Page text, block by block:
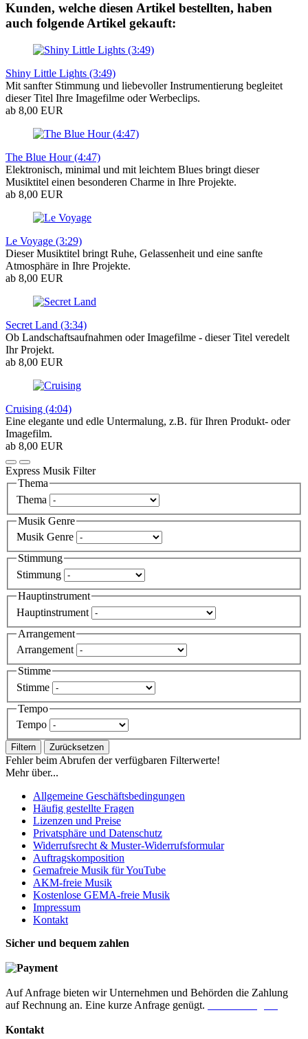
Kunden, welche diesen Artikel bestellten, haben
auch folgende Artikel gekauft:
Shiny Little Lights (3:49)
Mit sanfter Stimmung und liebevoller Instrumentierung begleitet
dieser Titel Ihre Imagefilme oder Werbeclips.
ab 8,00 EUR
The Blue Hour (4:47)
Elektronisch, minimal und mit leichtem Blues bringt dieser
Musiktitel einen besonderen Charme in Ihre Projekte.
ab 8,00 EUR
Le Voyage (3:29)
Dieser Musiktitel bringt Ruhe, Gelassenheit und eine sanfte
Atmosphäre in Ihre Projekte.
ab 8,00 EUR
Secret Land (3:34)
Ob Landschaftsaufnahmen oder Imagefilme - dieser Titel veredelt
Ihr Projekt.
ab 8,00 EUR
Cruising (4:04)
Eine elegante und edle Untermalung, z.B. für Ihren Produkt- oder
Imagefilm.
ab 8,00 EUR
Express Musik Filter
Thema
Thema
Musik Genre
Musik Genre
Stimmung
Stimmung
Hauptinstrument
Hauptinstrument
Arrangement
Arrangement
Stimme
Stimme
Tempo
Tempo
Filtern Zurücksetzen
Fehler beim Abrufen der verfügbaren Filterwerte!
Mehr über...
Allgemeine Geschäftsbedingungen
Häufig gestellte Fragen
Lizenzen und Preise
Privatsphäre und Datenschutz
Widerrufsrecht & Muster-Widerrufsformular
Auftragskomposition
Gemafreie Musik für YouTube
AKM-freie Musik
Kostenlose GEMA-freie Musik
Impressum
Kontakt
Sicher und bequem zahlen
Auf Anfrage bieten wir Unternehmen und Behörden die Zahlung
auf Rechnung an. Eine kurze Anfrage genügt.
Kontakt